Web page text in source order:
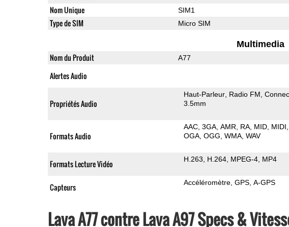
Nom Unique SIM1
Type de SIM Micro SIM
Multimedia
Nom du Produit A77
Alertes Audio
Propriétés Audio
Haut-Parleur Radio FM
3.5mm
Formats Audio
AAC 3GA AMR RA MID MIDI
OGA OGG WMA WAV
Formats Lecture Vidéo H.263 H.264 MPEG-4 MP4
Capteurs Accéléromètre GPS A-GPS
Lava A77 contre Lava A97 Specs &